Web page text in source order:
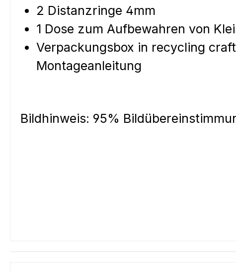
2 Distanzringe 4mm
1 Dose zum Aufbewahren von
Verpackungsbox in recycling
Montageanleitung
Bildhinweis: 95%